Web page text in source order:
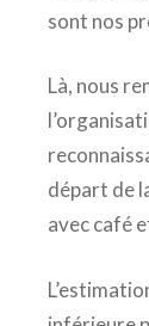
sont nos
Là, nous
départ de
avec café